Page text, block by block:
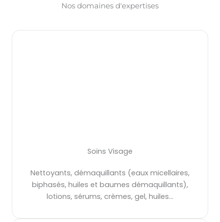
Nos domaines d'expertises
Soins Visage
Nettoyants, démaquillants (eaux micellaires,
biphasés, huiles et baumes démaquillants),
lotions, sérums, crèmes, gel, huiles…